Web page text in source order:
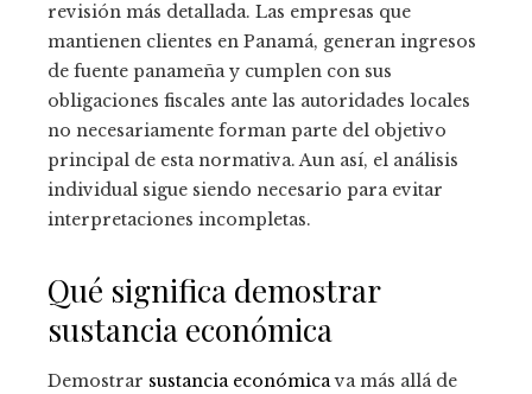
revisión más detallada. Las empresas que
mantienen clientes en Panamá, generan ingresos
de fuente panameña y cumplen con sus
obligaciones fiscales ante las autoridades locales
no necesariamente forman parte del objetivo
principal de esta normativa. Aun así, el análisis
individual sigue siendo necesario para evitar
interpretaciones incompletas.
Qué significa demostrar
sustancia económica
Demostrar sustancia económicava más allá de